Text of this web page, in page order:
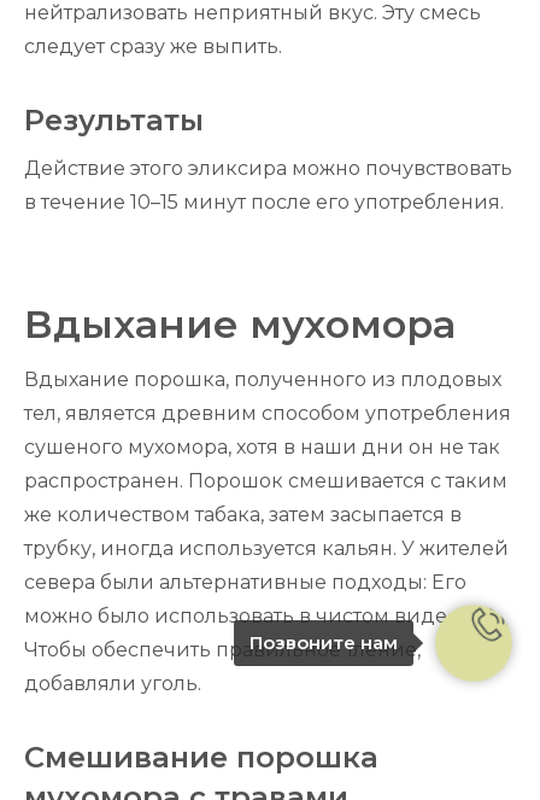
нейтрализовать неприятный вкус. Эту смесь
следует сразу же выпить.
Результаты
Действие этого эликсира можно почувствовать
в течение 10–15 минут после его употребления.
Вдыхание мухомора
Вдыхание порошка, полученного из плодовых
тел, является древним способом употребления
сушеного мухомора, хотя в наши дни он не так
распространен. Порошок смешивается с таким
же количеством табака, затем засыпается в
трубку, иногда используется кальян. У жителей
севера были альтернативные подходы: Его
можно было использовать в чистом виде.
Чтобы обеспечить правильное тление,
добавляли уголь.
Смешивание порошка
Позвоните нам